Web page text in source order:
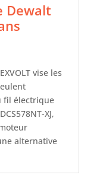
Dewalt
vise les
fil électrique
XJ,
alternative